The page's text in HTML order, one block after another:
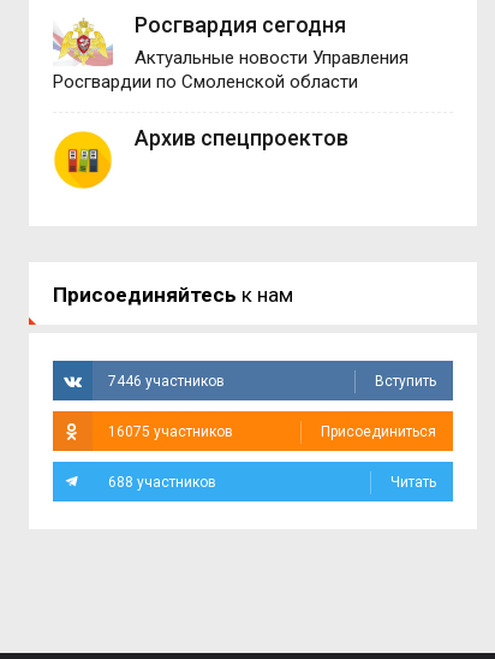
Росгвардия сегодня
Актуальные новости Управления
Росгвардии по Смоленской области
Архив спецпроектов
Присоединяйтесь к нам
7446 участников Вступить
16075 участников Присоединиться
688 участников Читать